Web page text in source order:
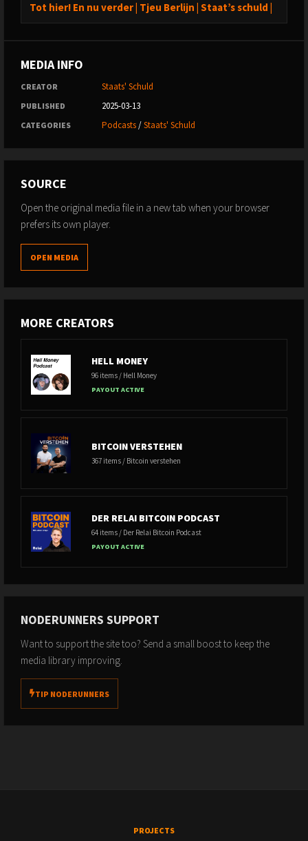
Tot hier! En nu verder | Tjeu Berlijn | Staat’s schuld |
MEDIA INFO
CREATOR Staats' Schuld
PUBLISHED 2025-03-13
CATEGORIES Podcasts/Staats' Schuld
SOURCE
Open the original media file in a new tab when your browser
prefers its own player.
OPEN MEDIA
MORE CREATORS
HELL MONEY
96 items / Hell Money
PAYOUT ACTIVE
BITCOIN VERSTEHEN
367 items / Bitcoin verstehen
DER RELAI BITCOIN PODCAST
64 items / Der Relai Bitcoin Podcast
PAYOUT ACTIVE
NODERUNNERS SUPPORT
Want to support the site too? Send a small boost to keep the
media library improving.
TIP NODERUNNERS
PROJECTS